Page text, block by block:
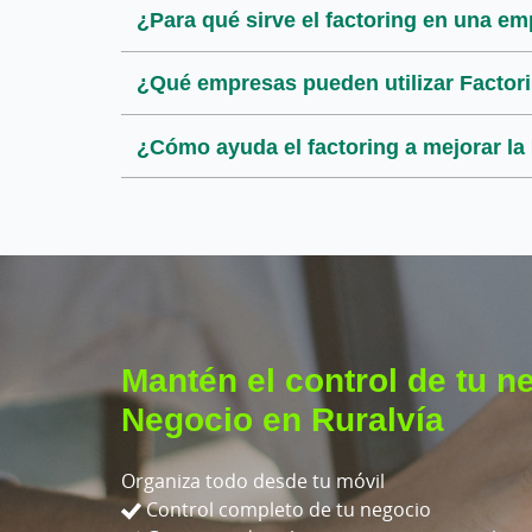
¿Para qué sirve el factoring en una
¿Qué empresas pueden utilizar
¿Cómo ayuda el factoring a mejorar
¿Qué documentación se necesita
¿Se puede utilizar el factoring para
¿En qué se diferencia el factoring del
¿Es compatible el factoring con otros
¿Cómo puedo contratar Rural
Mantén el control de tu
Negocio en Ruralvía
Organiza todo desde tu móvil
Control completo de tu negocio